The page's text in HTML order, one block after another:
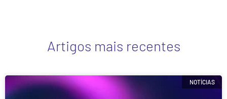
Artigos mais recentes
NOTÍCIAS